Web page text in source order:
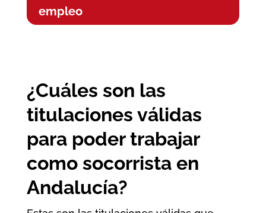
empleo
¿Cuáles son las
titulaciones válidas
para poder trabajar
como socorrista en
Andalucía?